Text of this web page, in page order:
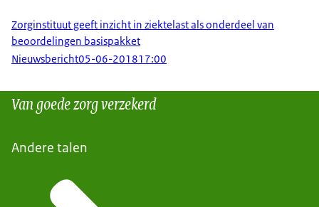
Zorginstituut geeft inzicht in ziektelast als onderdeel van
beoordelingen basispakket
Nieuwsbericht05-06-201817:00
Van goede zorg verzekerd
Andere talen